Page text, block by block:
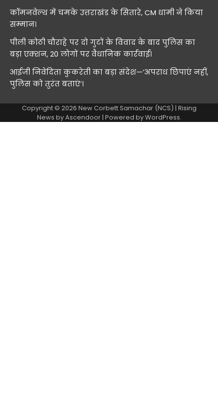
कॉमनवेल्थ में चमके उत्तराखंड के सितारे, CM धामी ने किया
सम्मान।
पीली कोठी चौराहे पर दो गुटों के विवाद के बाद पुलिस का
बड़ा एक्शन, 20 लोगों पर वैधानिक कार्रवाई।
आईजी निवेदिता कुकरेती का बड़ा संदेश—’अपराध छिपाएं नहीं,
पुलिस को तुरंत बताएं’।
Copyright © 2026 New Corbett Samachar (NCS) | Rising
News byAscendoor| Powered byWordPress.